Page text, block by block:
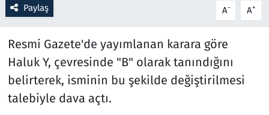
Paylaş A- A+
Resmi Gazete'de yayımlanan karara göre
Haluk Y, çevresinde "B" olarak tanındığını
belirterek, isminin bu şekilde değiştirilmesi
talebiyle dava açtı.
Teknoloji ve Bilim
Televizyon